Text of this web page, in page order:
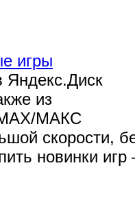
игры
Яндекс.Диск
из
МАКС
скорости,
новинки